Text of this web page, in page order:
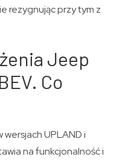
rezygnując przy tym z
Jeep
Co
UPLAND i
na funkcjonalność i